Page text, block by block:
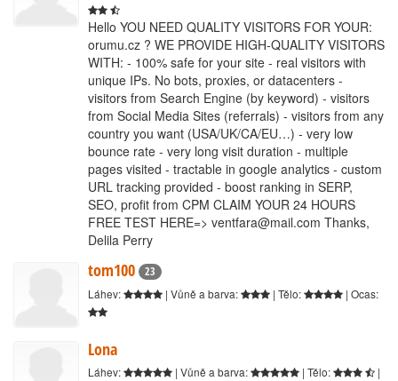
Hello YOU NEED QUALITY VISITORS FOR YOUR:
orumu.cz ? WE PROVIDE HIGH-QUALITY VISITORS
WITH: - 100% safe for your site - real visitors with
unique IPs. No bots, proxies, or datacenters -
visitors from Search Engine (by keyword) - visitors
from Social Media Sites (referrals) - visitors from any
country you want (USA/UK/CA/EU…) - very low
bounce rate - very long visit duration - multiple
pages visited - tractable in google analytics - custom
URL tracking provided - boost ranking in SERP,
SEO, profit from CPM CLAIM YOUR 24 HOURS
FREE TEST HERE=> ventfara@mail.com Thanks,
Delila Perry
tom100
23
Láhev:
| Vůně a barva: | Tělo: | Ocas:
Lona
Láhev: | Vůně a barva: | Tělo:
|